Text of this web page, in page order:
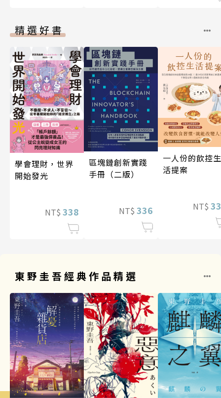
精選好書
學會理財，世界
開始發光
NT$ 338
區塊鏈創新實踐
手冊（二版）
NT$ 336
一人份的飲控生
活提案
NT$
東野圭吾經典作品精選